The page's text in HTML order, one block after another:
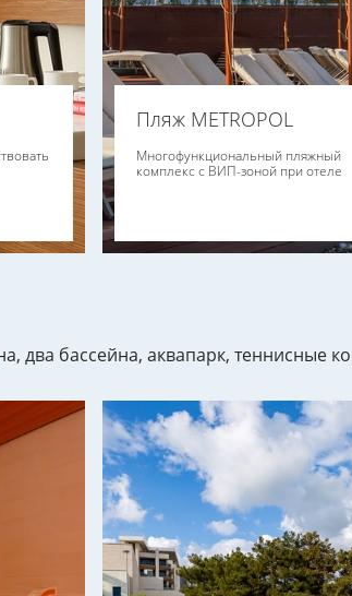
Пляж METROPOL
Многофункциональный пляжный
комплекс с ВИП-зоной при отеле
два бассейна, аквапарк, теннисные